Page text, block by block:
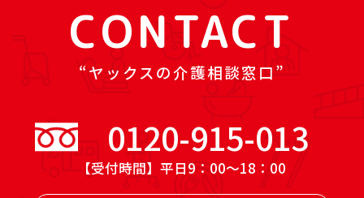
CONTACT
ヤックスの介護相談窓口
0120-915-013
【受付時間】平日9：00～18：00